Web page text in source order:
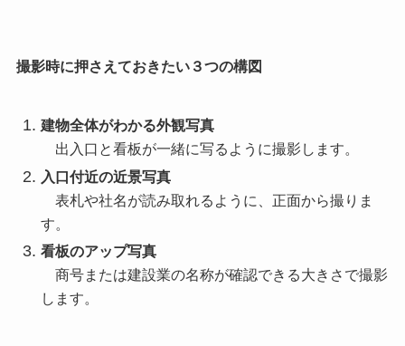
撮影時に押さえておきたい３つの構図
建物全体がわかる外観写真
出入口と看板が一緒に写るように撮影します。
入口付近の近景写真
表札や社名が読み取れるように、正面から撮りま
す。
看板のアップ写真
商号または建設業の名称が確認できる大きさで撮影
します。